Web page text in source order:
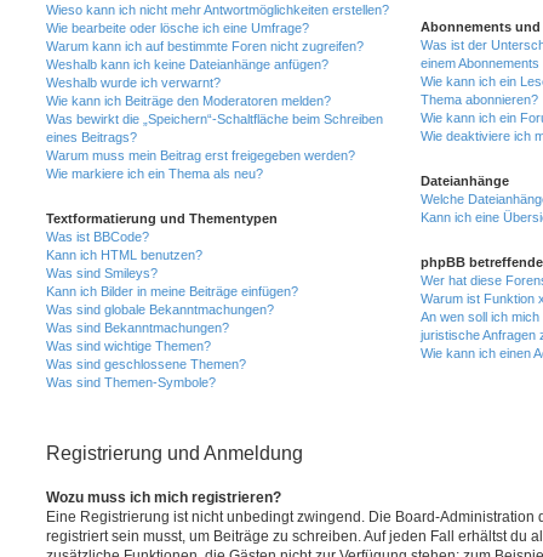
Wieso kann ich nicht mehr Antwortmöglichkeiten erstellen?
Wie bearbeite oder lösche ich eine Umfrage?
Warum kann ich auf bestimmte Foren nicht zugreifen?
Weshalb kann ich keine Dateianhänge anfügen?
Weshalb wurde ich verwarnt?
Wie kann ich Beiträge den Moderatoren melden?
Was bewirkt die „Speichern“-Schaltfläche beim Schreiben
eines Beitrags?
Warum muss mein Beitrag erst freigegeben werden?
Wie markiere ich ein Thema als neu?
Textformatierung und Thementypen
Was ist BBCode?
Kann ich HTML benutzen?
Was sind Smileys?
Kann ich Bilder in meine Beiträge einfügen?
Was sind globale Bekanntmachungen?
Was sind Bekanntmachungen?
Was sind wichtige Themen?
Was sind geschlossene Themen?
Was sind Themen-Symbole?
Abonnements und
Was ist der
einem
Wie kann ich ein
Thema abonnieren?
Wie kann ich ein
Wie deaktiviere ich
Dateianhänge
Welche
Kann ich eine
phpBB
Wer hat diese
Warum ist Funktion
An wen soll ich
juristische Anfragen
Wie kann ich einen
Registrierung und Anmeldung
Wozu muss ich mich registrieren?
Eine Registrierung ist nicht unbedingt zwingend. Die Board-Administration
registriert sein musst, um Beiträge zu schreiben. Auf jeden Fall erhältst du